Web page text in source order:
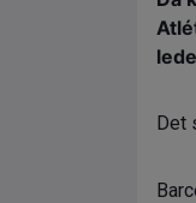
Det